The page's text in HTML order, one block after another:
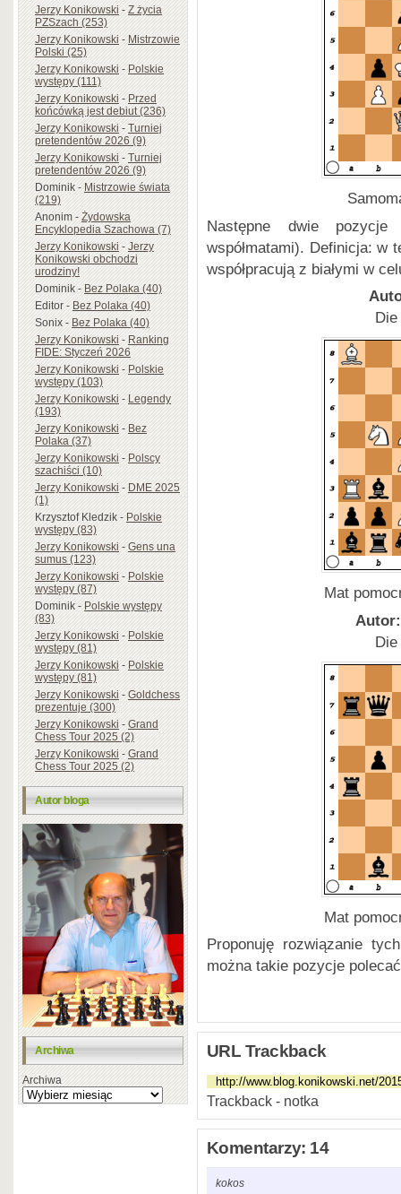
Jerzy Konikowski-Z życia
PZSzach (253)
Jerzy Konikowski-Mistrzowie
Polski (25)
Jerzy Konikowski-Polskie
występy (111)
Jerzy Konikowski-Przed
końcówką jest debiut (236)
Jerzy Konikowski-Turniej
pretendentów 2026 (9)
Jerzy Konikowski-Turniej
pretendentów 2026 (9)
Dominik-Mistrzowie świata
(219)
Anonim-Żydowska
Encyklopedia Szachowa (7)
Jerzy Konikowski-Jerzy
Konikowski obchodzi
urodziny!
Dominik-Bez Polaka (40)
Editor-Bez Polaka (40)
Sonix-Bez Polaka (40)
Jerzy Konikowski-Ranking
FIDE: Styczeń 2026
Jerzy Konikowski-Polskie
występy (103)
Jerzy Konikowski-Legendy
(193)
Jerzy Konikowski-Bez
Polaka (37)
Jerzy Konikowski-Polscy
szachiści (10)
Jerzy Konikowski-DME 2025
(1)
Krzysztof Kledzik-Polskie
występy (83)
Jerzy Konikowski-Gens una
sumus (123)
Jerzy Konikowski-Polskie
występy (87)
Dominik-Polskie występy
(83)
Jerzy Konikowski-Polskie
występy (81)
Jerzy Konikowski-Polskie
występy (81)
Jerzy Konikowski-Goldchess
prezentuje (300)
Jerzy Konikowski-Grand
Chess Tour 2025 (2)
Jerzy Konikowski-Grand
Chess Tour 2025 (2)
Autor bloga
Archiwa
Archiwa
Następne dwie
współmatami). Definicja: w
współpracują z białymi w
Mat
Mat
Proponuję rozwiązanie
można takie pozycje
URL Trackback
Trackback - notka
Komentarzy: 14
kokos